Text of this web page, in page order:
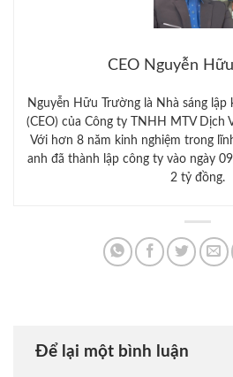
CEO Nguyễn
Nguyễn Hữu Trường là Nhà sáng lập
(CEO) của Công ty TNHH MTV Dịch
Với hơn 8 năm kinh nghiệm trong
anh đã thành lập công ty vào ngày
2 tỷ đồng.
Để lại một bình luận